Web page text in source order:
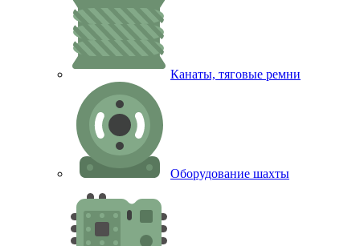
Канаты, тяговые ремни
Оборудование шахты